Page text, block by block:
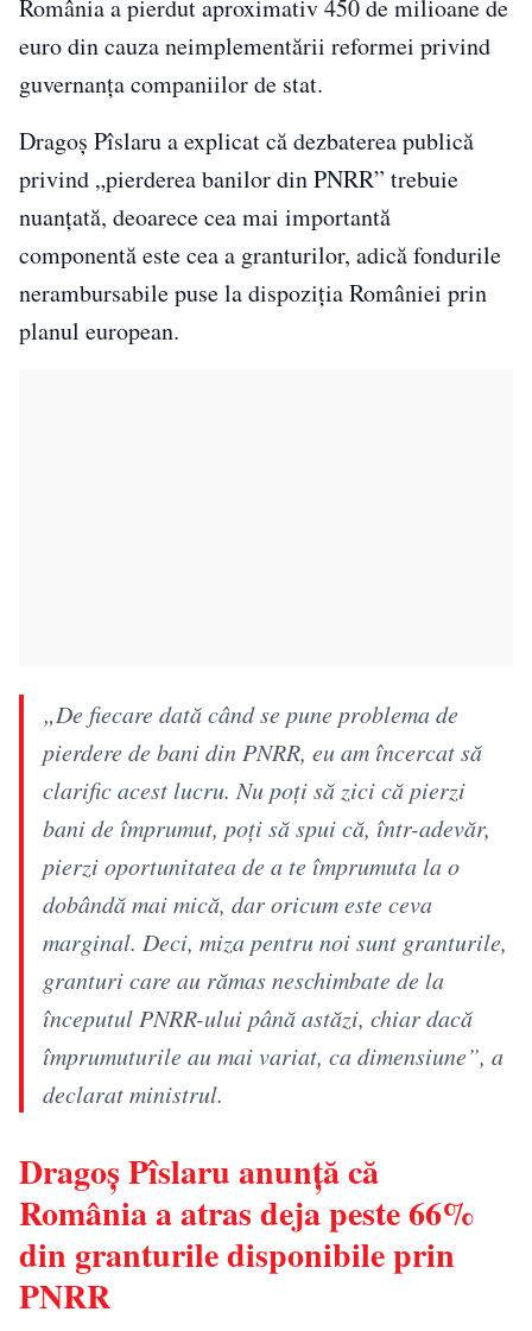
România a pierdut aproximativ 450 de milioane de
euro din cauza neimplementării reformei privind
guvernanța companiilor de stat.
Dragoș Pîslaru a explicat că dezbaterea publică
privind „pierderea banilor din PNRR” trebuie
nuanțată, deoarece cea mai importantă
componentă este cea a granturilor, adică fondurile
nerambursabile puse la dispoziția României prin
planul european.
„De fiecare dată când se pune problema de
pierdere de bani din PNRR, eu am încercat să
clarific acest lucru. Nu poţi să zici că pierzi
bani de împrumut, poţi să spui că, într-adevăr,
pierzi oportunitatea de a te împrumuta la o
dobândă mai mică, dar oricum este ceva
marginal. Deci, miza pentru noi sunt granturile,
granturi care au rămas neschimbate de la
începutul PNRR-ului până astăzi, chiar dacă
împrumuturile au mai variat, ca dimensiune”, a
declarat ministrul.
Dragoș Pîslaru anunță că
România a atras deja peste 66%
din granturile disponibile prin
PNRR